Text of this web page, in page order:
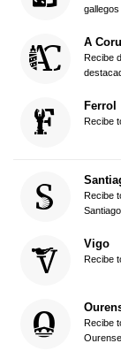
A
Recibe
Ferrol
Recibe
Recibe
Santiago
Vigo
Recibe
Recibe
Ourense